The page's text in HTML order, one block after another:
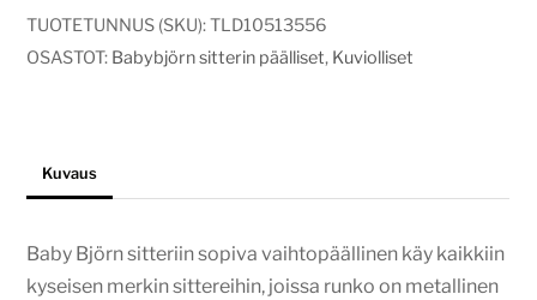
ruusut
määrä
TUOTETUNNUS (SKU):TLD10513556
OSASTOT: Babybjörn sitterin päälliset, Kuviolliset
Kuvaus
Baby Björn sitteriin sopiva vaihtopäällinen käy kaikkiin
kyseisen merkin sittereihin, joissa runko on metallinen